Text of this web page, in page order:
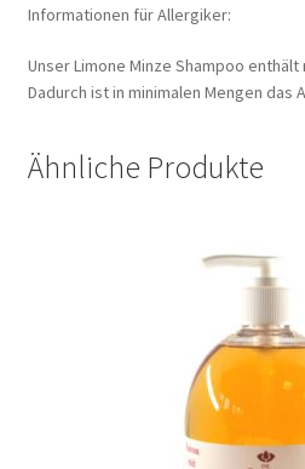
Informationen für Allergiker:
Unser Limone Minze Shampoo
Dadurch ist in minimalen Mengen das
Ähnliche Produkte